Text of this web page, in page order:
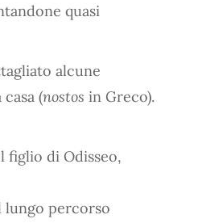
quasi
alcune
(nostos in Greco).
figlio di Odisseo,
lungo percorso